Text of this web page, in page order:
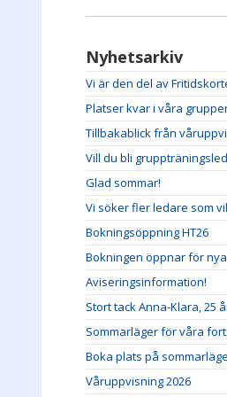
Nyhetsarkiv
Vi är den del av
Platser kvar i våra
Tillbakablick från
Vill du bli
Glad sommar!
Vi söker fler ledare som
Bokningsöppning HT26
Bokningen öppnar för
Aviseringsinformation!
Stort tack Anna-Klara, 25
Sommarläger för våra
Boka plats på
Våruppvisning 2026